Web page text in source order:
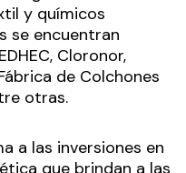
y químicos
se encuentran
Cloronor,
de Colchones
otras.
a las inversiones en